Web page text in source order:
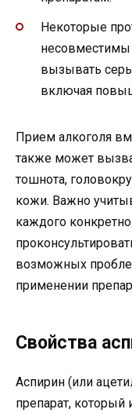
Некоторые
несовместимы
вызывать
включая
Прием алкоголя
также может
тошнота,
кожи. Важно
каждого
возможных
применении
Свойства
Аспирин (или
препарат,